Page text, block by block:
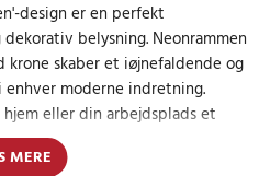
design er en perfekt
belysning. Neonrammen
skaber et iøjnefaldende og
moderne indretning.
eller din arbejdsplads et
MERE